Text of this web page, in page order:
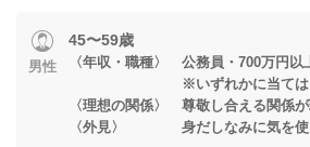
男性
45〜59歳
〈年収・職種〉 公務員・700万円以
※いずれかに当てはま
〈理想の関係〉 尊敬し合える関係
〈外見〉 身だしなみに気を使